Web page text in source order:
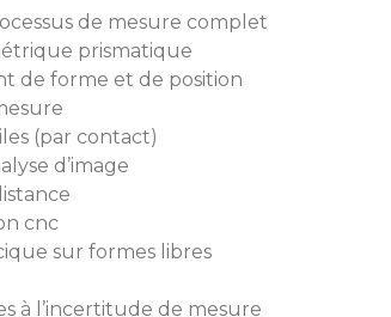
de mesure complet
prismatique
de forme et de position
(par contact)
d’image
cnc
sur formes libres
à l’incertitude de mesure